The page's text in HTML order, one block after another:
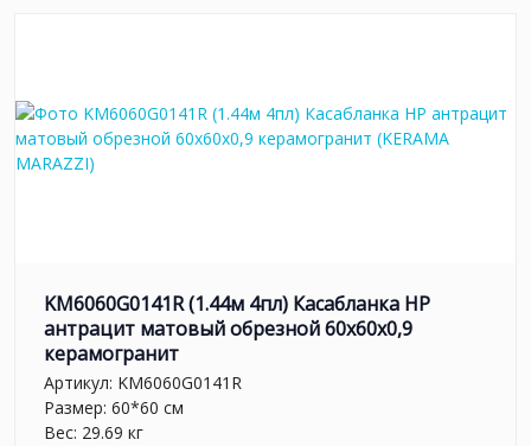
KM6060G0141R (1.44м 4пл) Касабланка HP
антрацит матовый обрезной 60x60x0,9
керамогранит
Артикул: KM6060G0141R
Размер: 60*60 см
Вес: 29.69 кг